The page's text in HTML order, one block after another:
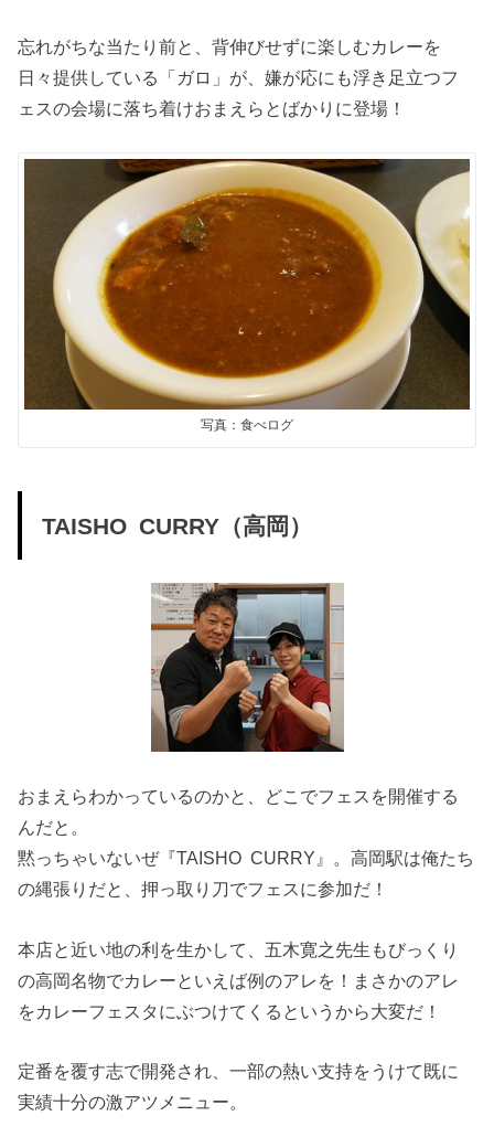
忘れがちな当たり前と、背伸びせずに楽しむカレーを
日々提供している「ガロ」が、嫌が応にも浮き足立つフ
ェスの会場に落ち着けおまえらとばかりに登場！
写真：食べログ
TAISHO CURRY（高岡）
おまえらわかっているのかと、どこでフェスを開催する
んだと。
黙っちゃいないぜ『TAISHO CURRY』。高岡駅は俺たち
の縄張りだと、押っ取り刀でフェスに参加だ！
本店と近い地の利を生かして、五木寛之先生もびっくり
の高岡名物でカレーといえば例のアレを！まさかのアレ
をカレーフェスタにぶつけてくるというから大変だ！
定番を覆す志で開発され、一部の熱い支持をうけて既に
実績十分の激アツメニュー。